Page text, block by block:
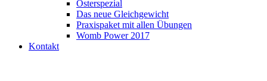
Osterspezial
Das neue Gleichgewicht
Praxispaket mit allen Übungen
Womb Power 2017
Kontakt